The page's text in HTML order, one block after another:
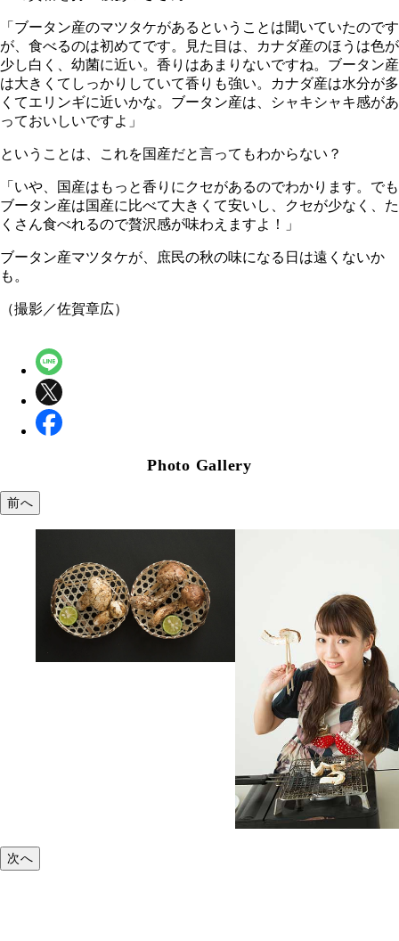
「ブータン産のマツタケがあるということは聞いていたのです
が、食べるのは初めてです。見た目は、カナダ産のほうは色が
少し白く、幼菌に近い。香りはあまりないですね。ブータン産
は大きくてしっかりしていて香りも強い。カナダ産は水分が多
くてエリンギに近いかな。ブータン産は、シャキシャキ感があ
っておいしいですよ」
ということは、これを国産だと言ってもわからない？
「いや、国産はもっと香りにクセがあるのでわかります。でも
ブータン産は国産に比べて大きくて安いし、クセが少なく、た
くさん食べれるので贅沢感が味わえますよ！」
ブータン産マツタケが、庶民の秋の味になる日は遠くないか
も。
（撮影／佐賀章広）
Photo Gallery
前へ
次へ